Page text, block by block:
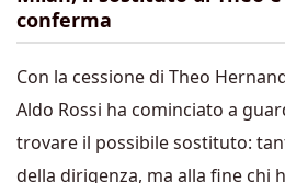
conferma
Con la cessione di Theo
Aldo Rossi ha cominciato a
trovare il possibile sostituto:
della dirigenza, ma alla fine chi